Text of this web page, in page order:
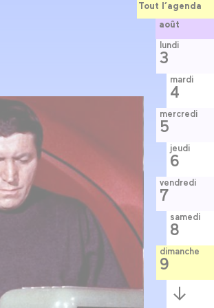
Tout l’agenda
août
lundi
3
mardi
4
mercredi
5
jeudi
6
vendredi
7
samedi
8
dimanche
9
Semaine
suivante